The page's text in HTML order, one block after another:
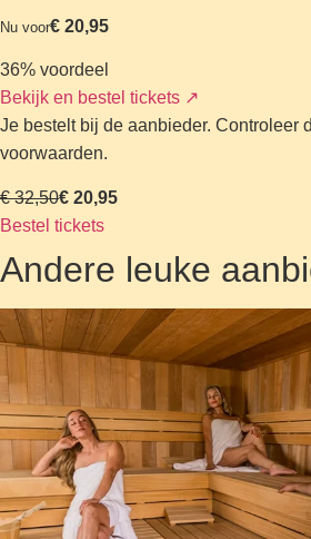
Nu voor€ 20,95
36% voordeel
Bekijk en bestel tickets ↗
Je bestelt bij de aanbieder. Controleer
voorwaarden.
€ 32,50€ 20,95
Bestel tickets
Andere leuke